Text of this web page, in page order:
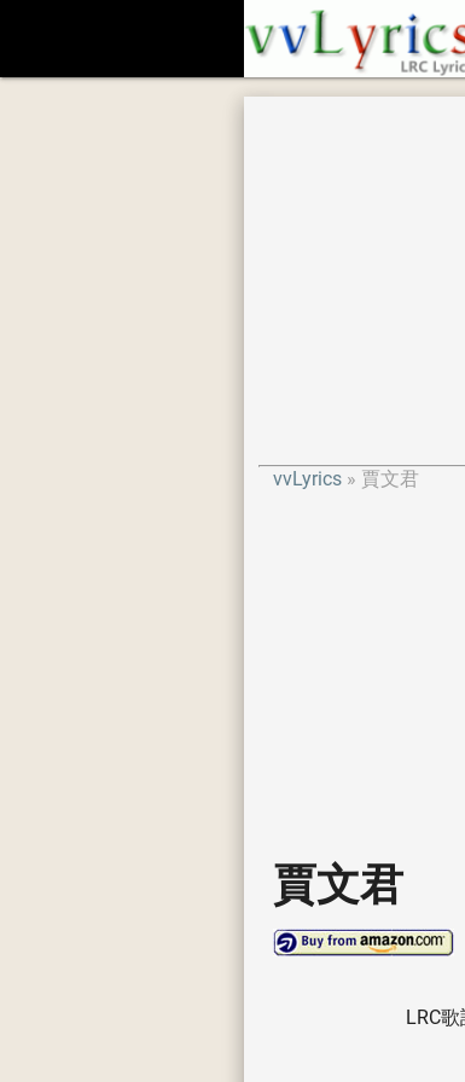
vvLyrics 賈文君
賈文君
LRC歌